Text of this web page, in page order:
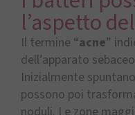
l’aspetto
Il termine “acne”
dell’apparato
Inizialmente
possono poi